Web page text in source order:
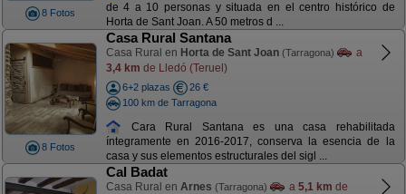
8 Fotos
de 4 a 10 personas y situada en el centro histórico de
Horta de Sant Joan. A 50 metros d ...
8 Fotos
Casa Rural Santana
Casa Rural en Horta de Sant Joan (Tarragona)
a
3,4 km de Lledó (Teruel)
6+2 plazas
26 €
100 km de Tarragona
Cara Rural Santana es una casa rehabilitada
íntegramente en 2016-2017, conserva la esencia de la
casa y sus elementos estructurales del sigl ...
Cal Badat
Casa Rural en Arnes (Tarragona) a 5,1 km de